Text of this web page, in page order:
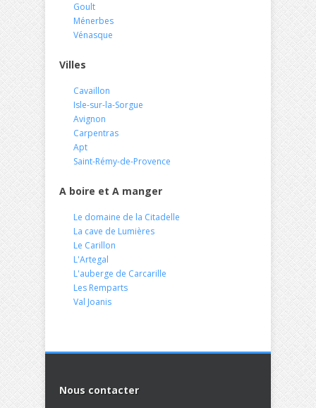
Goult
Ménerbes
Vénasque
Villes
Cavaillon
Isle-sur-la-Sorgue
Avignon
Carpentras
Apt
Saint-Rémy-de-Provence
A boire et A manger
Le domaine de la Citadelle
La cave de Lumières
Le Carillon
L'Artegal
L'auberge de Carcarille
Les Remparts
Val Joanis
Nous contacter